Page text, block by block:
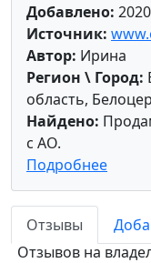
Добавлено:
Источник:
Автор: Ирина
Регион \ Город:
область,
Найдено:
с АО.
Подробнее
Отзывы
Отзывов на